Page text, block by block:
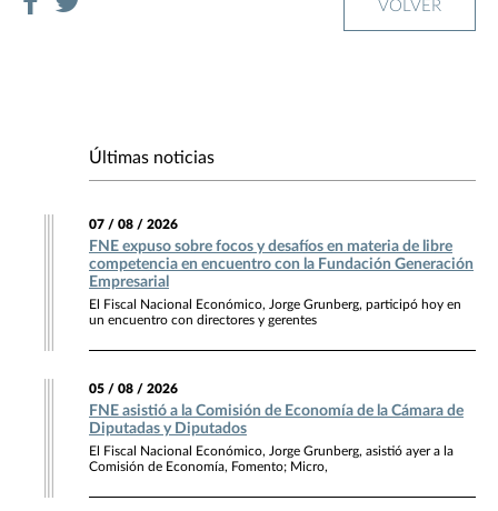
VOLVER
Últimas noticias
07 / 08 / 2026
FNE expuso sobre focos y desafíos en materia de libre
competencia en encuentro con la Fundación Generación
Empresarial
El Fiscal Nacional Económico, Jorge Grunberg, participó hoy en
un encuentro con directores y gerentes
05 / 08 / 2026
FNE asistió a la Comisión de Economía de la Cámara de
Diputadas y Diputados
El Fiscal Nacional Económico, Jorge Grunberg, asistió ayer a la
Comisión de Economía, Fomento; Micro,